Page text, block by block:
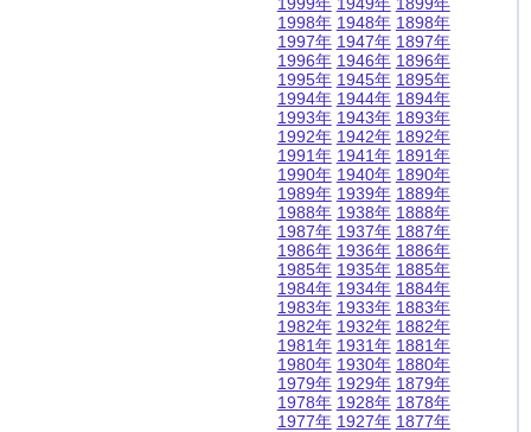
1998年
1997年
1996年
1995年
1994年
1993年
1992年
1991年
1990年
1989年
1988年
1987年
1986年
1985年
1984年
1983年
1982年
1981年
1980年
1979年
1978年
1977年
1948年
1947年
1946年
1945年
1944年
1943年
1942年
1941年
1940年
1939年
1938年
1937年
1936年
1935年
1934年
1933年
1932年
1931年
1930年
1929年
1928年
1927年
1898年
1897年
1896年
1895年
1894年
1893年
1892年
1891年
1890年
1889年
1888年
1887年
1886年
1885年
1884年
1883年
1882年
1881年
1880年
1879年
1878年
1877年